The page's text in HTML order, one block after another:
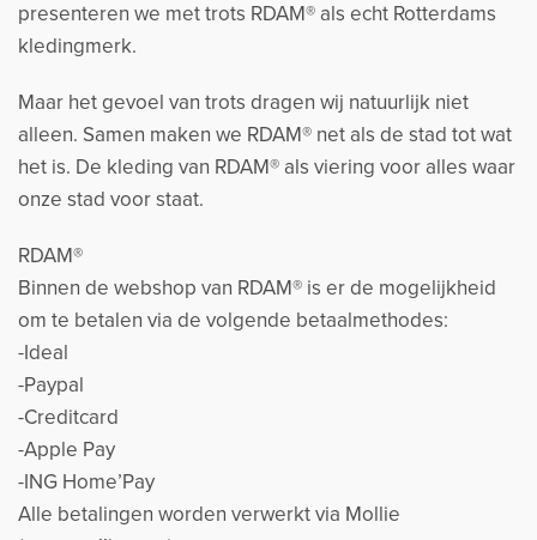
presenteren we met trots RDAM® als echt Rotterdams
kledingmerk.
Maar het gevoel van trots dragen wij natuurlijk niet
alleen. Samen maken we RDAM® net als de stad tot wat
het is. De kleding van RDAM® als viering voor alles waar
onze stad voor staat.
RDAM®
Binnen de webshop van RDAM® is er de mogelijkheid
om te betalen via de volgende betaalmethodes:
-Ideal
-Paypal
-Creditcard
-Apple Pay
-ING Home’Pay
Alle betalingen worden verwerkt via Mollie